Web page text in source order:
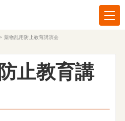
薬物乱用防止教育講演会
止教育講